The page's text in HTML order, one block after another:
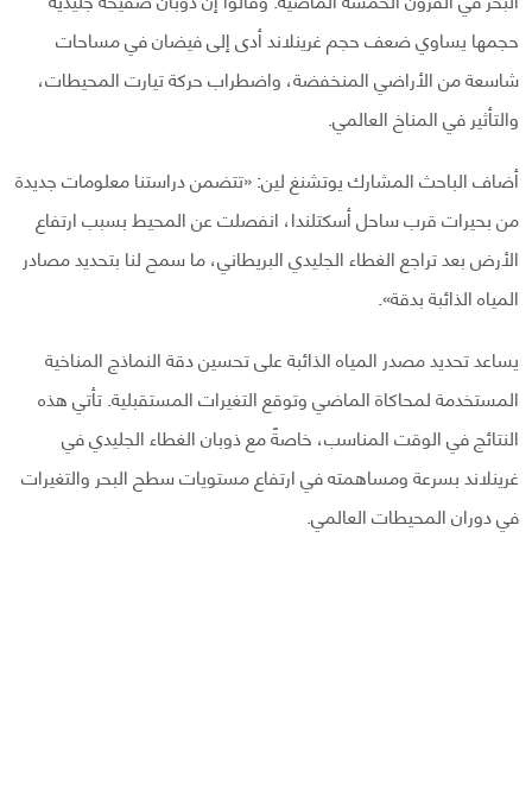
حجمها يساوي ضعف حجم غرينلاند أدى إلى فيضان في مساحات
شاسعة من الأراضي المنخفضة، واضطراب حركة تيارت المحيطات،
والتأثير في المناخ العالمي.
أضاف الباحث المشارك يوتشنغ لين: «تتضمن دراستنا معلومات جديدة
من بحيرات قرب ساحل أسكتلندا، انفصلت عن المحيط بسبب ارتفاع
الأرض بعد تراجع الغطاء الجليدي البريطاني، ما سمح لنا بتحديد مصادر
المياه الذائبة بدقة».
يساعد تحديد مصدر المياه الذائبة على تحسين دقة النماذج المناخية
المستخدمة لمحاكاة الماضي وتوقع التغيرات المستقبلية. تأتي هذه
النتائج في الوقت المناسب، خاصةً مع ذوبان الغطاء الجليدي في
غرينلاند بسرعة ومساهمته في ارتفاع مستويات سطح البحر والتغيرات
في دوران المحيطات العالمي.